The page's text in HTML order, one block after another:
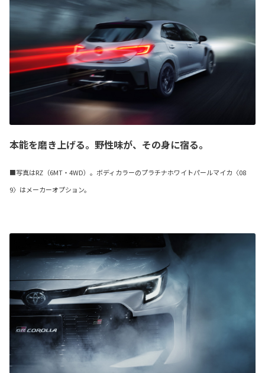
本能を磨き上げる。野性味が、その身に宿る。
■写真はRZ（6MT・4WD）。ボディカラーのプラチナホワイトパールマイカ〈08
9〉はメーカーオプション。